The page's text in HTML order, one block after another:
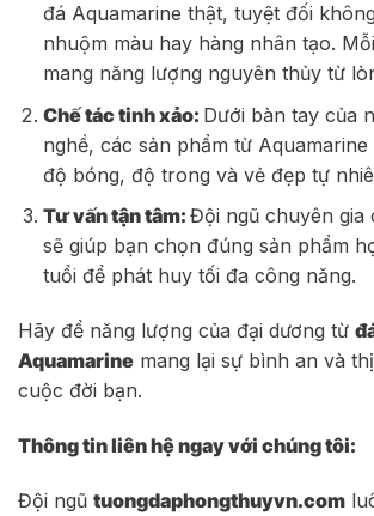
đá Aquamarine thật, tuyệt đối
nhuộm màu hay hàng nhân tạo.
mang năng lượng nguyên thủy từ
Chế tác tinh xảo: Dưới bàn tay của
nghề, các sản phẩm từ
độ bóng, độ trong và vẻ đẹp tự
Tư vấn tận tâm: Đội ngũ chuyên gia
sẽ giúp bạn chọn đúng sản phẩm
tuổi để phát huy tối đa công năng.
Hãy để năng lượng của đại dương từ
Aquamarine mang lại sự bình an và
cuộc đời bạn.
Thông tin liên hệ ngay với chúng tôi:
Đội ngũ tuongdaphongthuyvn.com